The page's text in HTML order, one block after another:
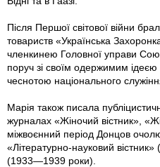
Після Першої світової війни
товариств «Українська
членкинею Головної управи
поруч зі своїм одержимим
чеснотою національного
Марія також писала
журналах «Жіночий вістник»,
міжвоєнний період Донцов
«Літературно-науковий
(1933—1939 роки).